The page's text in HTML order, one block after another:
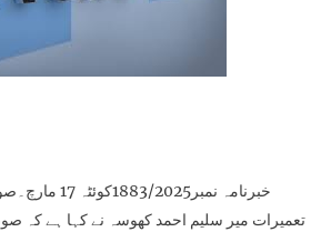
تعمیرات میر سلیم احمد کھوسہ نے کہا ہے کہ